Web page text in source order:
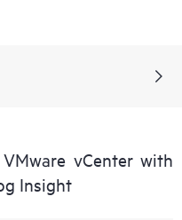
다.
vCenter with
Insight